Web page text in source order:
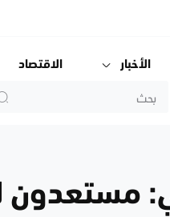
الأخبار الاقتصاد
مستعدون